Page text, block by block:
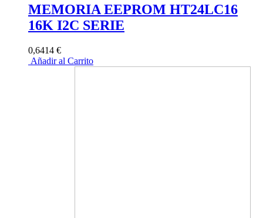
MEMORIA EEPROM HT24LC16
16K I2C SERIE
0,6414 €
Añadir al Carrito